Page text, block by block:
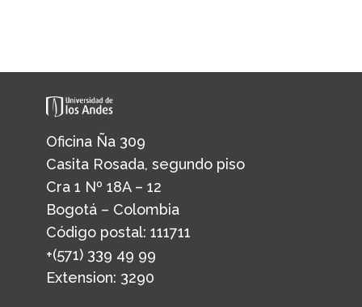
Oficina Ña 309
Casita Rosada, segundo piso
Cra 1 Nº 18A – 12
Bogotá – Colombia
Código postal: 111711
+(571) 339 49 99
Extension: 3290